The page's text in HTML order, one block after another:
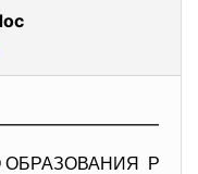
ОБРАЗОВАНИЯ